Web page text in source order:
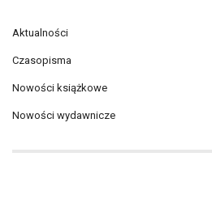
Aktualności
Czasopisma
Nowości książkowe
Nowości wydawnicze